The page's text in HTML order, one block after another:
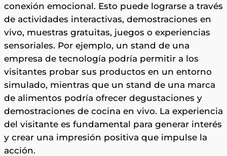
conexión emocional. Esto puede lograrse a través
de actividades interactivas, demostraciones en
vivo, muestras gratuitas, juegos o experiencias
sensoriales. Por ejemplo, un stand de una
empresa de tecnología podría permitir a los
visitantes probar sus productos en un entorno
simulado, mientras que un stand de una marca
de alimentos podría ofrecer degustaciones y
demostraciones de cocina en vivo. La experiencia
del visitante es fundamental para generar interés
y crear una impresión positiva que impulse la
acción.